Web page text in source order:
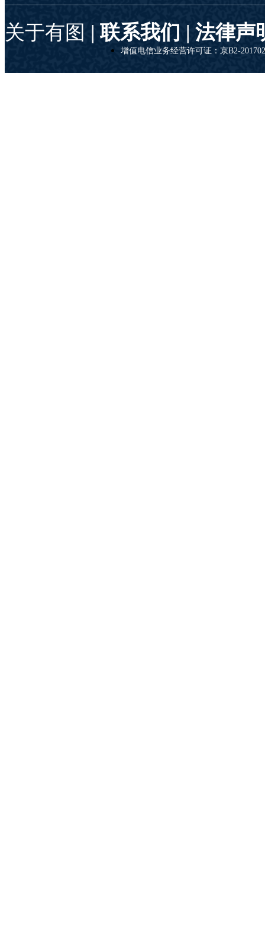
关于有图 | 联系我们 | 法律声
增值电信业务经营许可证：京B2-